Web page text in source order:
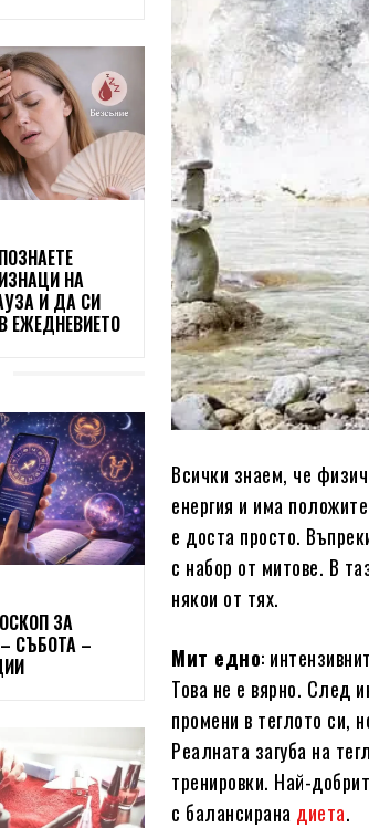
НА
И ДА СИ
ЕЖЕДНЕВИЕТО
ЗА
СЪБОТА –
Всички знаем, че
енергия и има
е доста просто.
с набор от митове. В
някои от тях.
Мит едно:
Това не е вярно. След
промени в теглото си,
Реалната загуба на
тренировки. Най-
с балансирана диета.